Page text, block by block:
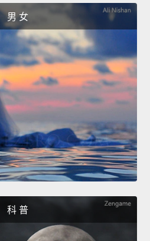
男 女
科 普